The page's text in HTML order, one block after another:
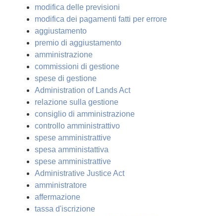
modifica delle previsioni
modifica dei pagamenti fatti per errore
aggiustamento
premio di aggiustamento
amministrazione
commissioni di gestione
spese di gestione
Administration of Lands Act
relazione sulla gestione
consiglio di amministrazione
controllo amministrattivo
spese amministrattive
spesa amministattiva
spese amministrattive
Administrative Justice Act
amministratore
affermazione
tassa d'iscrizione